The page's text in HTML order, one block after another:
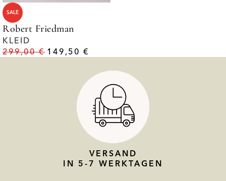
SALE
Robert Friedman
KLEID
299,00€ 149,50€
VERSAND
IN 5-7 WERKTAGEN